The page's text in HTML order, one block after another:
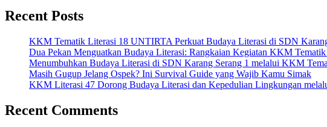
Recent Posts
KKM Tematik Literasi 18 UNTIRTA Perkuat Budaya Literasi di SDN
Dua Pekan Menguatkan Budaya Literasi: Rangkaian Kegiatan KKM
Menumbuhkan Budaya Literasi di SDN Karang Serang 1 melalui KKM
Masih Gugup Jelang Ospek? Ini Survival Guide yang Wajib Kamu Simak
KKM Literasi 47 Dorong Budaya Literasi dan Kepedulian Lingkungan
Recent Comments